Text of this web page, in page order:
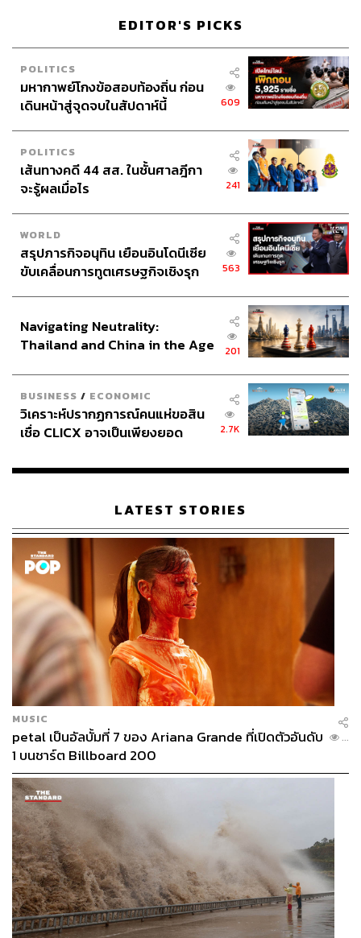
EDITOR'S PICKS
POLITICS
มหากาพย์โกงข้อสอบท้องถิ่น ก่อน
เดินหน้าสู่จุดจบในสัปดาห์นี้
609
POLITICS
เส้นทางคดี 44 สส. ในชั้นศาลฎีกา
จะรู้ผลเมื่อไร
241
WORLD
สรุปภารกิจอนุทิน เยือนอินโดนีเซีย
ขับเคลื่อนการทูตเศรษฐกิจเชิงรุก
563
Navigating Neutrality:
Thailand and China in the Age
201
BUSINESS / ECONOMIC
วิเคราะห์ปรากฏการณ์คนแห่ขอสิน
เชื่อ CLICX อาจเป็นเพียงยอด
เรือนไทยที่ถูกซุกไว้
2.7K
LATEST STORIES
MUSIC
petal เป็นอัลบั้มที่ 7 ของ Ariana Grande ที่เปิดตัวอันดับ
1 บนชาร์ต Billboard 200
...